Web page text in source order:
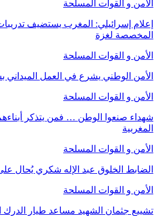
الأمن و القوات المسلحة
إعلام إسرائيلي: المغرب يستضيف
المخصصة لغزة
الأمن و القوات المسلحة
الأمن الوطني يشرع في العمل الميداني
الأمن و القوات المسلحة
شهداء صنعوا الوطن … فمن يتذكر
المغربية
الأمن و القوات المسلحة
الضابط الخلوق عبد الإله شكري يُحال
الأمن و القوات المسلحة
تشييع جثمان الشهيد مساعد طيار الدرك